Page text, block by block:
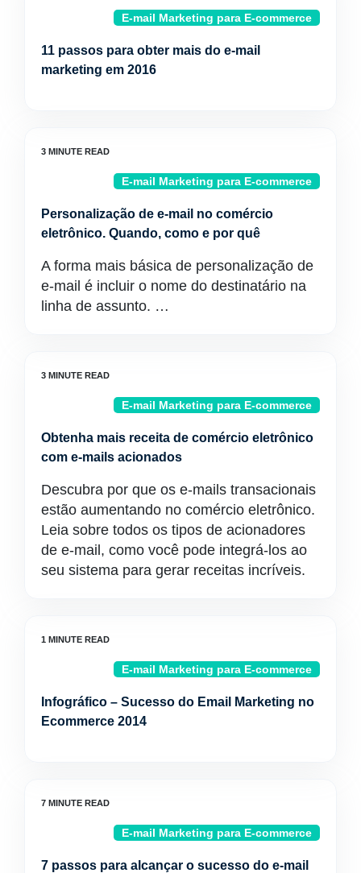
E-mail Marketing para E-commerce
11 passos para obter mais do e-mail
marketing em 2016
E-mail Marketing para E-commerce
Personalização de e-mail no comércio
eletrônico. Quando, como e por quê
A forma mais básica de personalização de
e-mail é incluir o nome do destinatário na
linha de assunto. …
E-mail Marketing para E-commerce
Obtenha mais receita de comércio eletrônico
com e-mails acionados
Descubra por que os e-mails transacionais
estão aumentando no comércio eletrônico.
Leia sobre todos os tipos de acionadores
de e-mail, como você pode integrá-los ao
seu sistema para gerar receitas incríveis.
E-mail Marketing para E-commerce
Infográfico – Sucesso do Email Marketing no
Ecommerce 2014
E-mail Marketing para E-commerce
7 passos para alcançar o sucesso do e-mail